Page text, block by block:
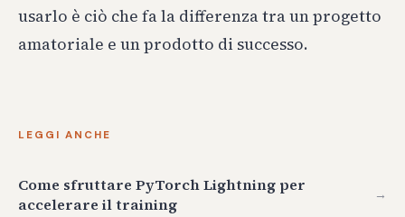
usarlo è ciò che fa la differenza tra un progetto
amatoriale e un prodotto di successo.
LEGGI ANCHE
Come sfruttare PyTorch Lightning per
accelerare il training
→